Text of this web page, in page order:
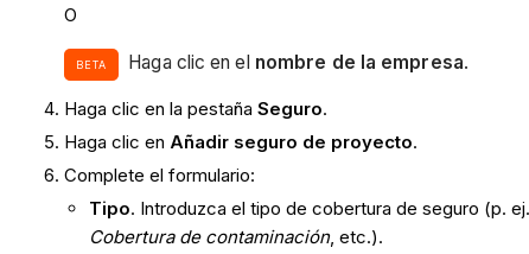
O
BETA Haga clic en el nombre de la empresa.
Haga clic en la pestañaSeguro.
Haga clic en Añadir seguro de proyecto.
Complete el formulario:
Tipo. Introduzca el tipo de cobertura de seguro (p. ej.,
Cobertura de contaminación, etc.).